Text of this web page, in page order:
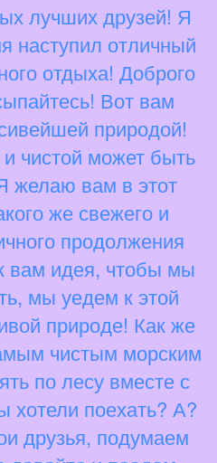
лучших друзей! Я
наступил отличный
отдыха! Доброго
Вот вам
природой!
чистой может быть
желаю вам в этот
же свежего и
продолжения
вам идея, чтобы мы
мы уедем к этой
природе! Как же
чистым морским
по лесу вместе с
поехать? А?
друзья, подумаем